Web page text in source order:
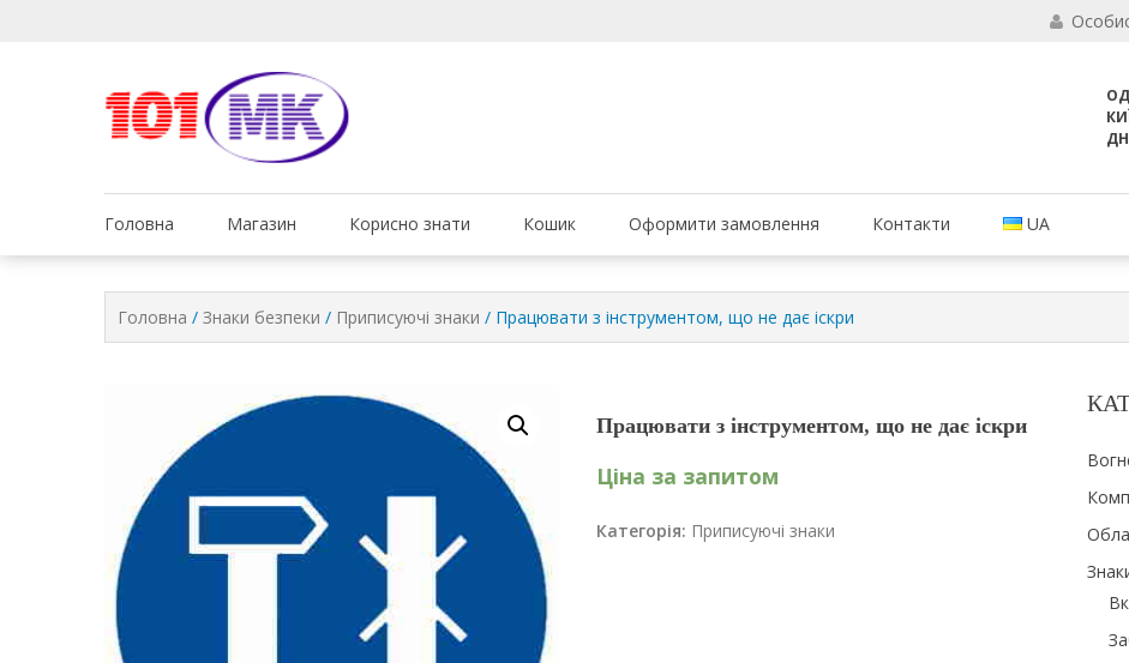
Обслуговування вогнегасників, компанія МАРКО ЛТД
Ми дбаємо про те, щоб ваші вогнегасники були в справному стані і завжди були придатні для
Головна Магазин Корисно знати Кошик Оформити замовлення Контакти UA
Головна / Знаки безпеки / Приписуючі знаки / Працювати з інструментом, що не дає іскри
Працювати з інструментом, що не дає іскри
Ціна за запитом
Категорія: Приписуючі знаки